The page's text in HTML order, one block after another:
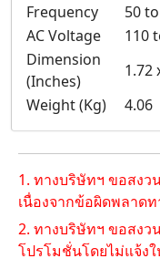
Frequency
50
AC Voltage
110
Dimension
(Inches)
1.72
Weight (Kg)
4.06
1. ทางบริษัทฯ ขอสง
เนื่องจากข้อผิดพลาด
2. ทางบริษัทฯ ขอสงว
โปรโมชั่นโดยไม่แจ้ง